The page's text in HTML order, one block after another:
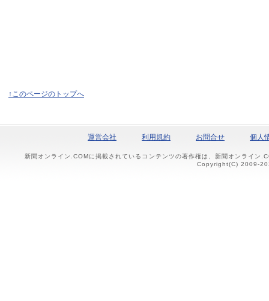
↑このページのトップへ
運営会社 利用規約 お問合せ 個人
新聞オンライン.COMに掲載されているコンテンツの著作権は、新聞オンライン
Copyright(C) 2009-